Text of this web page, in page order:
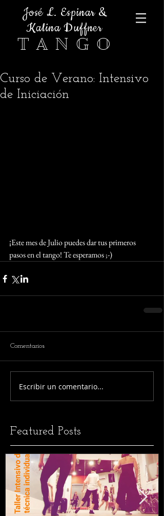
José L. Espinar &
Kalina Duffner
T A N G O
Curso de Verano: Intensivo
de Iniciación
¡Este mes de Julio puedes dar tus primeros
pasos en el tango! Te esperamos ;-)
Comentarios
Escribir un comentario...
Featured Posts